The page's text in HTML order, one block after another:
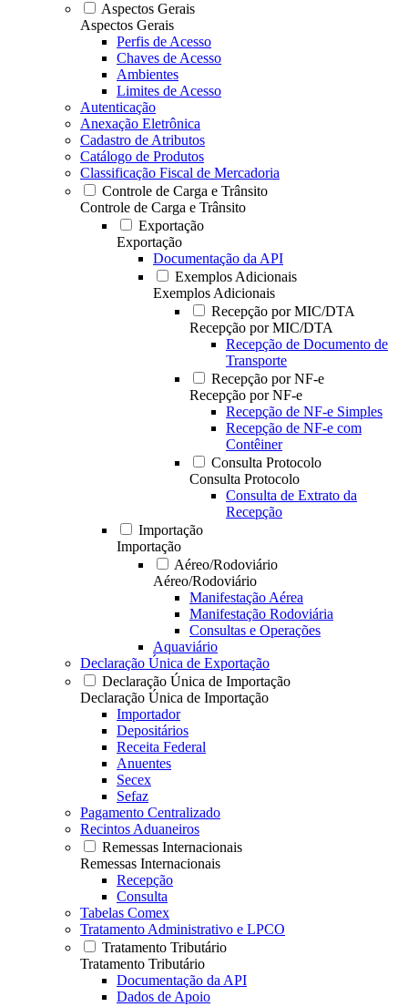
Aspectos Gerais
Aspectos Gerais
Perfis de Acesso
Chaves de Acesso
Ambientes
Limites de Acesso
Autenticação
Anexação Eletrônica
Cadastro de Atributos
Catálogo de Produtos
Classificação Fiscal de Mercadoria
Controle de Carga e Trânsito
Controle de Carga e Trânsito
Exportação
Exportação
Documentação da API
Exemplos Adicionais
Exemplos Adicionais
Recepção por MIC/DTA
Recepção por MIC/DTA
Recepção de Documento de
Transporte
Recepção por NF-e
Recepção por NF-e
Recepção de NF-e Simples
Recepção de NF-e com
Contêiner
Consulta Protocolo
Consulta Protocolo
Consulta de Extrato da
Recepção
Importação
Importação
Aéreo/Rodoviário
Aéreo/Rodoviário
Manifestação Aérea
Manifestação Rodoviária
Consultas e Operações
Aquaviário
Declaração Única de Exportação
Declaração Única de Importação
Declaração Única de Importação
Importador
Depositários
Receita Federal
Anuentes
Secex
Sefaz
Pagamento Centralizado
Recintos Aduaneiros
Remessas Internacionais
Remessas Internacionais
Recepção
Consulta
Tabelas Comex
Tratamento Administrativo e LPCO
Tratamento Tributário
Tratamento Tributário
Documentação da API
Dados de Apoio